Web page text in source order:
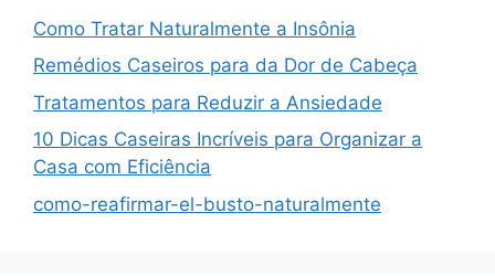
Como Tratar Naturalmente a Insônia
Remédios Caseiros para da Dor de Cabeça
Tratamentos para Reduzir a Ansiedade
10 Dicas Caseiras Incríveis para Organizar a
Casa com Eficiência
como-reafirmar-el-busto-naturalmente